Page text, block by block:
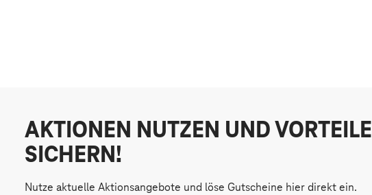
AKTIONEN NUTZEN UND VORTEILE
SICHERN!
Nutze aktuelle Aktionsangebote und löse Gutscheine hier direkt ein.